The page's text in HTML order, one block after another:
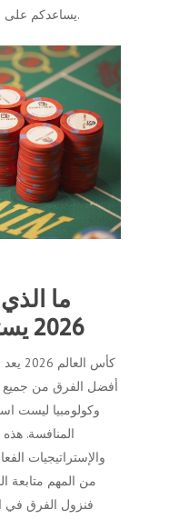
يساعدكم على اتخاذ قرارات مدروسة عند اللعب.
ما
2026 يستحق نظرة فاحصة
كأس
أفضل الفرق من جميع
وكولومبيا ليست
المنافسة. هذه
والإستراتيجيات
من المهم متابعة
فنزول الفرق في